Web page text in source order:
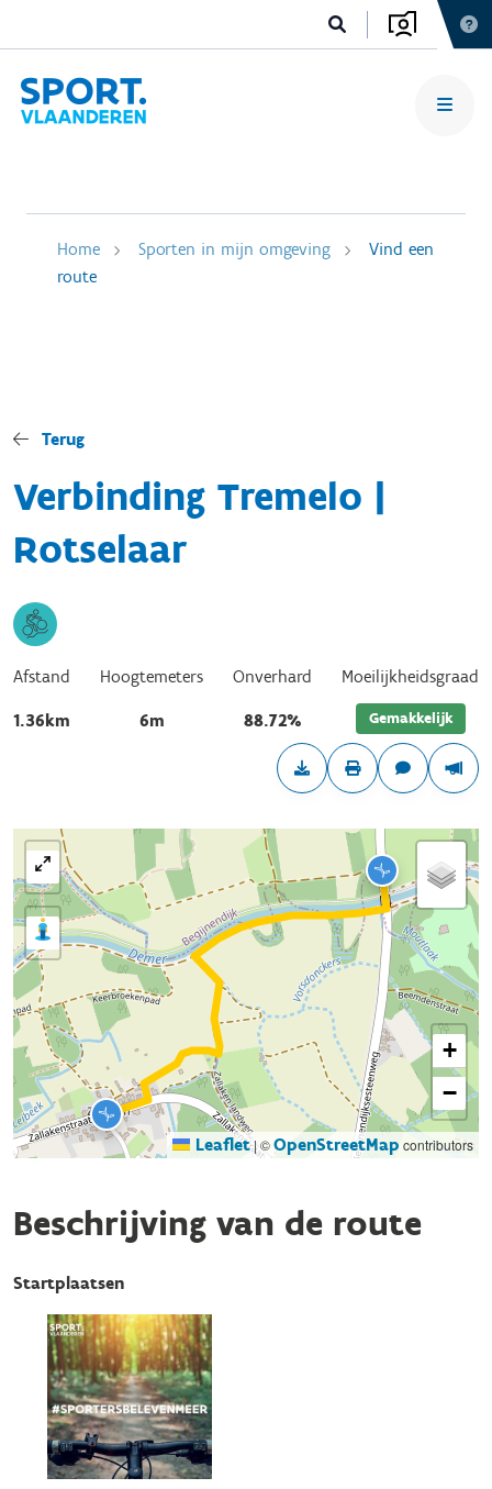
Home Sporten in mijn omgeving
Vind een
route
Terug
Verbinding Tremelo |
Rotselaar
Afstand
1.36km
Hoogtemeters
6m
Onverhard
88.72%
Moeilijkheidsgraad
Gemakkelijk
+
−
Leaflet |©OpenStreetMap contributors
Beschrijving van de route
Startplaatsen